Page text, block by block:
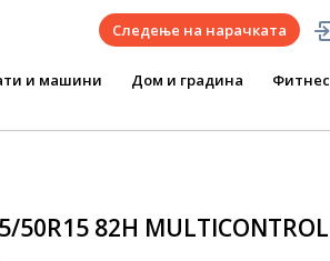
Следење на нарачката
и машини Дом и градина Фитнес
50R15 82H MULTICONTROL